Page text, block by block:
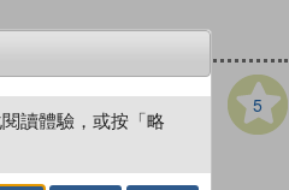
5
讀體驗，或按「略